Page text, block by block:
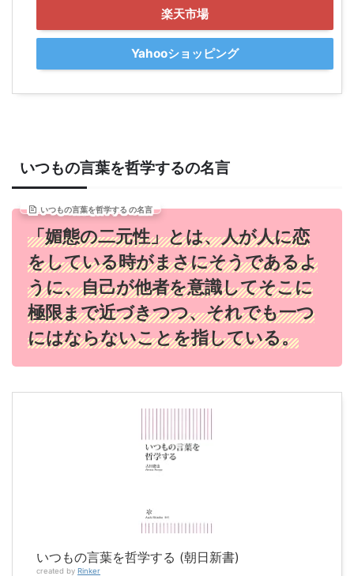
楽天市場
Yahooショッピング
いつもの言葉を哲学するの名言
いつもの言葉を哲学する の名言
「媚態の二元性」とは、人が人に恋
をしている時がまさにそうであるよ
うに、自己が他者を意識してそこに
極限まで近づきつつ、それでも一つ
にはならないことを指している。
いつもの言葉を哲学する (朝日新書)
created by Rinker